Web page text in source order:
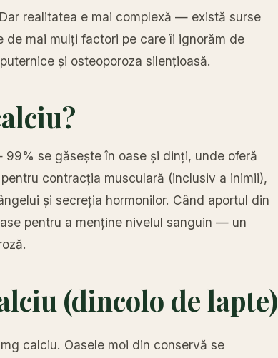
realitatea e mai complexă — există surse
de mai mulți factori pe care îi ignorăm de
și osteoporoza silențioasă.
se găsește în oase și dinți, unde oferă
contracția musculară (inclusiv a inimii),
și secreția hormonilor. Când aportul din
pentru a menține nivelul sanguin — un
(dincolo de lapte)
calciu. Oasele moi din conservă se